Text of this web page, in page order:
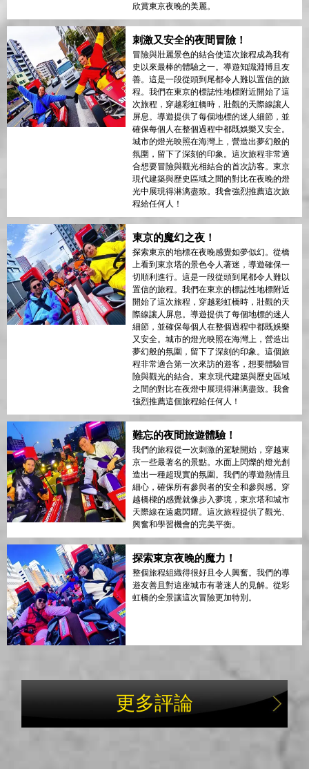
欣賞東京夜晚的美麗。
刺激又安全的夜間冒險！
冒險與壯麗景色的結合使這次旅程成為我有
史以來最棒的體驗之一。導遊知識淵博且友
善。這是一段從頭到尾都令人難以置信的旅
程。我們在東京的標誌性地標附近開始了這
次旅程，穿越彩虹橋時，壯觀的天際線讓人
屏息。導遊提供了每個地標的迷人細節，並
確保每個人在整個過程中都既娛樂又安全。
城市的燈光映照在海灣上，營造出夢幻般的
氛圍，留下了深刻的印象。這次旅程非常適
合想要冒險與觀光相結合的首次訪客。東京
現代建築與歷史區域之間的對比在夜晚的燈
光中展現得淋漓盡致。我會強烈推薦這次旅
程給任何人！
東京的魔幻之夜！
探索東京的地標在夜晚感覺如夢似幻。從橋
上看到東京塔的景色令人著迷，導遊確保一
切順利進行。這是一段從頭到尾都令人難以
置信的旅程。我們在東京的標誌性地標附近
開始了這次旅程，穿越彩虹橋時，壯觀的天
際線讓人屏息。導遊提供了每個地標的迷人
細節，並確保每個人在整個過程中都既娛樂
又安全。城市的燈光映照在海灣上，營造出
夢幻般的氛圍，留下了深刻的印象。這個旅
程非常適合第一次來訪的遊客，想要體驗冒
險與觀光的結合。東京現代建築與歷史區域
之間的對比在夜燈中展現得淋漓盡致。我會
強烈推薦這個旅程給任何人！
難忘的夜間旅遊體驗！
我們的旅程從一次刺激的駕駛開始，穿越東
京一些最著名的景點。水面上閃爍的燈光創
造出一種超現實的氛圍。我們的導遊熱情且
細心，確保所有參與者的安全和參與感。穿
越橋樑的感覺就像步入夢境，東京塔和城市
天際線在遠處閃耀。這次旅程提供了觀光、
興奮和學習機會的完美平衡。
探索東京夜晚的魔力！
整個旅程組織得很好且令人興奮。我們的導
遊友善且對這座城市有著迷人的見解。從彩
虹橋的全景讓這次冒險更加特別。
更多評論